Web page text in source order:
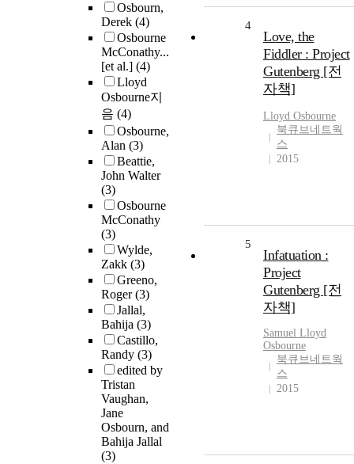
Osbourn,
Derek (4)
Osbourne
McConathy...
[et al.] (4)
Lloyd
Osbourne지
음 (4)
Osbourne,
Alan (3)
Beattie,
John Walter
(3)
Osbourne
McConathy
(3)
Wylde,
Zakk (3)
Greeno,
Roger(3)
Jallal,
Bahija (3)
Castillo,
Randy (3)
edited by
Tristan
Vaughan,
Jane
Osbourn, and
Bahija Jallal
(3)
4
Love, the
Fiddler : Project
Gutenberg [전
자책]
Lloyd Osbourne
북큐브네트웍
스
2015
5
Infatuation :
Project
Gutenberg [전
자책]
Samuel Lloyd
Osbourne
북큐브네트웍
스
2015